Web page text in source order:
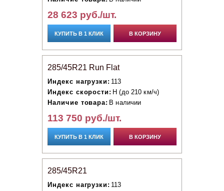
28 623 руб./шт.
КУПИТЬ В 1 КЛИК В КОРЗИНУ
285/45R21 Run Flat
Индекс нагрузки: 113
Индекс скорости: H (до 210 км/ч)
Наличие товара: В наличии
113 750 руб./шт.
КУПИТЬ В 1 КЛИК В КОРЗИНУ
285/45R21
Индекс нагрузки: 113